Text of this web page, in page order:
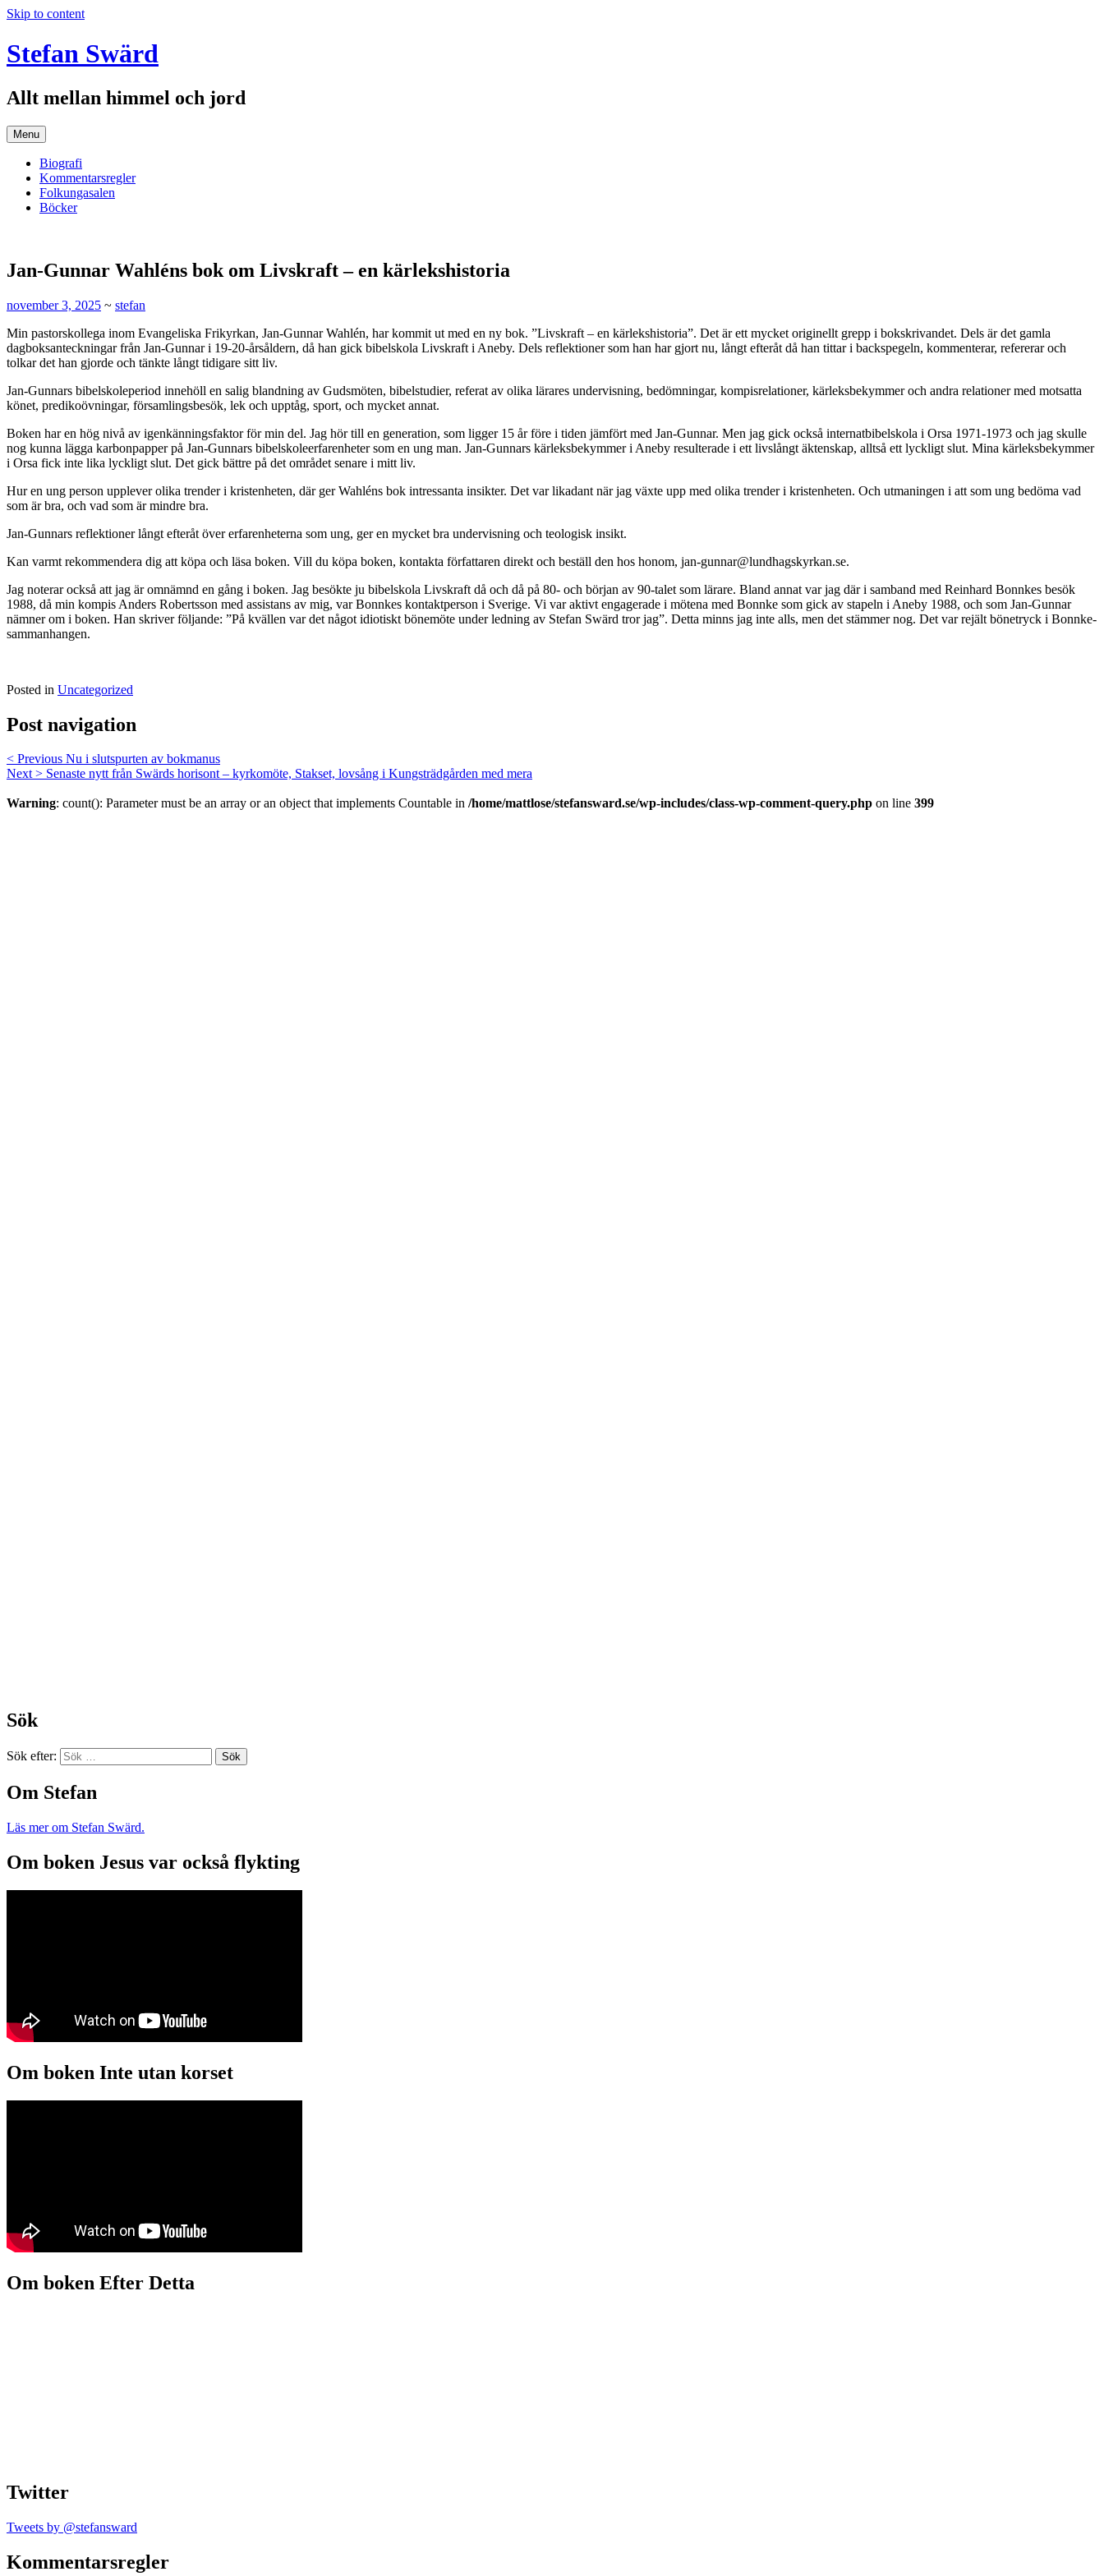
Skip to content
Stefan Swärd
Allt mellan himmel och jord
Menu
Biografi
Kommentarsregler
Folkungasalen
Böcker
Jan-Gunnar Wahléns bok om Livskraft – en kärlekshistoria
november 3, 2025 ~ stefan
Min pastorskollega inom Evangeliska Frikyrkan, Jan-Gunnar Wahlén, har kommit ut med en ny bok. ”Livskraft – en kärlekshistoria”. Det är ett mycket originellt grepp i bokskrivandet. Dels är det gamla
dagboksanteckningar från Jan-Gunnar i 19-20-årsåldern, då han gick bibelskola Livskraft i Aneby. Dels reflektioner som han har gjort nu, långt efteråt då han tittar i backspegeln, kommenterar, refererar och
tolkar det han gjorde och tänkte långt tidigare sitt liv.
Jan-Gunnars bibelskoleperiod innehöll en salig blandning av Gudsmöten, bibelstudier, referat av olika lärares undervisning, bedömningar, kompisrelationer, kärleksbekymmer och andra relationer med motsatta
könet, predikoövningar, församlingsbesök, lek och upptåg, sport, och mycket annat.
Boken har en hög nivå av igenkänningsfaktor för min del. Jag hör till en generation, som ligger 15 år före i tiden jämfört med Jan-Gunnar. Men jag gick också internatbibelskola i Orsa 1971-1973 och jag skulle
nog kunna lägga karbonpapper på Jan-Gunnars bibelskoleerfarenheter som en ung man. Jan-Gunnars kärleksbekymmer i Aneby resulterade i ett livslångt äktenskap, alltså ett lyckligt slut. Mina kärleksbekymmer
i Orsa fick inte lika lyckligt slut. Det gick bättre på det området senare i mitt liv.
Hur en ung person upplever olika trender i kristenheten, där ger Wahléns bok intressanta insikter. Det var likadant när jag växte upp med olika trender i kristenheten. Och utmaningen i att som ung bedöma vad
som är bra, och vad som är mindre bra.
Jan-Gunnars reflektioner långt efteråt över erfarenheterna som ung, ger en mycket bra undervisning och teologisk insikt.
Kan varmt rekommendera dig att köpa och läsa boken. Vill du köpa boken, kontakta författaren direkt och beställ den hos honom, jan-gunnar@lundhagskyrkan.se.
Jag noterar också att jag är omnämnd en gång i boken. Jag besökte ju bibelskola Livskraft då och då på 80- och början av 90-talet som lärare. Bland annat var jag där i samband med Reinhard Bonnkes besök
1988, då min kompis Anders Robertsson med assistans av mig, var Bonnkes kontaktperson i Sverige. Vi var aktivt engagerade i mötena med Bonnke som gick av stapeln i Aneby 1988, och som Jan-Gunnar
nämner om i boken. Han skriver följande: ”På kvällen var det något idiotiskt bönemöte under ledning av Stefan Swärd tror jag”. Detta minns jag inte alls, men det stämmer nog. Det var rejält bönetryck i Bonnke-
sammanhangen.
Posted in Uncategorized
Post navigation
< Previous Nu i slutspurten av bokmanus
Next > Senaste nytt från Swärds horisont – kyrkomöte, Stakset, lovsång i Kungsträdgården med mera
Warning: count(): Parameter must be an array or an object that implements Countable in /home/mattlose/stefansward.se/wp-includes/class-wp-comment-query.php on line 399
Sök
Sök efter:
Om Stefan
Läs mer om Stefan Swärd.
Om boken Jesus var också flykting
Om boken Inte utan korset
Om boken Efter Detta
Twitter
Tweets by @stefansward
Kommentarsregler